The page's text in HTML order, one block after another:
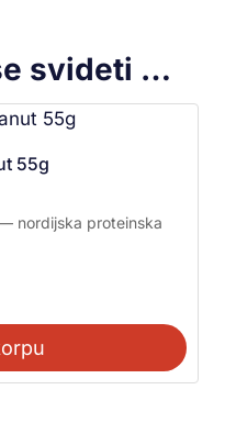
svideti …
55g
nordijska proteinska